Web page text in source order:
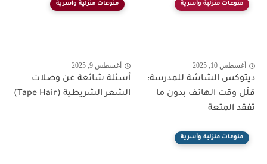
منوعات منزلية وأسرية
أغسطس 10, 2025
ديتوكس الشاشة للمدرسة:
قلّل وقت الهاتف بدون ما
تفقد المتعة
منوعات منزلية وأسرية
أغسطس 9, 2025
أسئلة شائعة عن وصلات
الشعر الشريطية (Tape Hair)
منوعات منزلية وأسرية